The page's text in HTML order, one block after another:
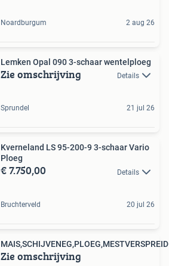
Noardburgum 2 aug 26
Lemken Opal 090 3-schaar wentelploeg
Zie omschrijving Details
Sprundel 21 jul 26
Kverneland LS 95-200-9 3-schaar Vario
Ploeg
€ 7.750,00 Details
Bruchterveld 20 jul 26
Zie omschrijving